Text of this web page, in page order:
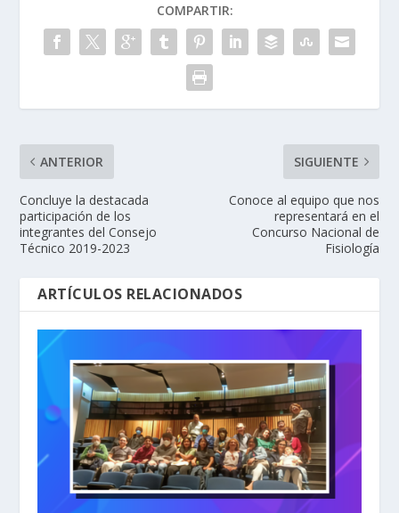
COMPARTIR:
ANTERIOR
Concluye la destacada
participación de los
integrantes del Consejo
Técnico 2019-2023
SIGUIENTE
Conoce al equipo que nos
representará en el
Concurso Nacional de
Fisiología
ARTÍCULOS RELACIONADOS